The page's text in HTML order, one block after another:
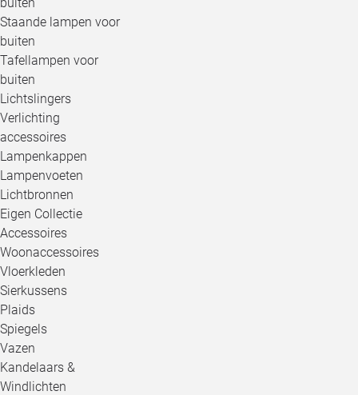
Staande lampen voor
buiten
Tafellampen voor
buiten
Lichtslingers
Verlichting
accessoires
Lampenkappen
Lampenvoeten
Lichtbronnen
Eigen Collectie
Accessoires
Woonaccessoires
Vloerkleden
Sierkussens
Plaids
Spiegels
Vazen
Kandelaars &
Windlichten